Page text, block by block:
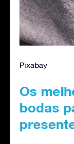
Pixabay
Os
bodas